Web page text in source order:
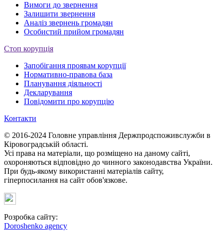
Вимоги до звернення
Залишити звернення
Аналіз звернень громадян
Особистий прийом громадян
Стоп корупція
Запобігання проявам корупції
Нормативно-правова база
Планування діяльності
Декларування
Повідомити про корупцію
Контакти
© 2016-2024 Головне управління Держпродспоживслужби в
Кіровоградській області.
Усі права на матеріали, що розміщено на даному сайті,
охороняються відповідно до чинного законодавства України.
При будь-якому використанні матеріалів сайту,
гіперпосилання на сайт обов'язкове.
Розробка сайту:
Doroshenko agency